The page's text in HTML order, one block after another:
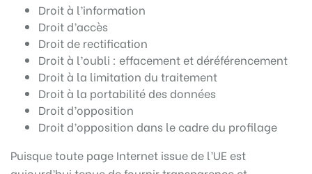
Droit à l’information
Droit d’accès
Droit de rectification
Droit à l’oubli : effacement et déréférencement
Droit à la limitation du traitement
Droit à la portabilité des données
Droit d’opposition
Droit d’opposition dans le cadre du profilage
Puisque toute page Internet issue de l’UE est